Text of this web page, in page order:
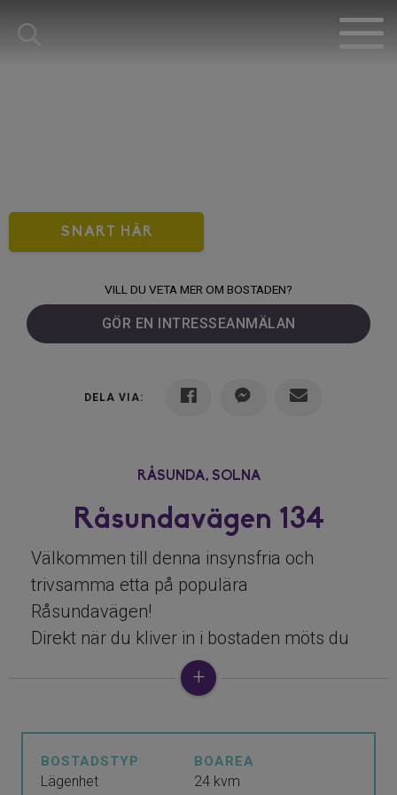
SNART HÄR
VILL DU VETA MER OM BOSTADEN?
GÖR EN INTRESSEANMÄLAN
DELA VIA:
RÅSUNDA, SOLNA
Råsundavägen 134
Välkommen till denna insynsfria och
trivsamma etta på populära
Råsundavägen!
Direkt när du kliver in i bostaden möts du
av en välkomnande hall med gott om
förvaringsmöjligheter.
Stort fönsterparti och balkongdörr fyller
BOSTADSTYP
Lägenhet
BOAREA
24 kvm